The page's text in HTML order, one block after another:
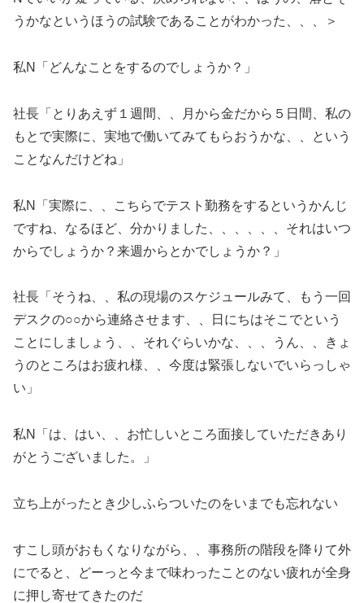
うかなというほうの試験であることがわかった、、、＞
私N「どんなことをするのでしょうか？」
社長「とりあえず１週間、、月から金だから５日間、私の
もとで実際に、実地で働いてみてもらおうかな、、という
ことなんだけどね」
私N「実際に、、こちらでテスト勤務をするというかんじ
ですね、なるほど、分かりました、、、、、、それはいつ
からでしょうか？来週からとかでしょうか？」
社長「そうね、、私の現場のスケジュールみて、もう一回
デスクの○○から連絡させます、、日にちはそこでという
ことにしましょう、、それぐらいかな、、、うん、、きょ
うのところはお疲れ様、、今度は緊張しないでいらっしゃ
い」
私N「は、はい、、お忙しいところ面接していただきあり
がとうございました。」
立ち上がったとき少しふらついたのをいまでも忘れない
すこし頭がおもくなりながら、、事務所の階段を降りて外
にでると、どーっと今まで味わったことのない疲れが全身
に押し寄せてきたのだ